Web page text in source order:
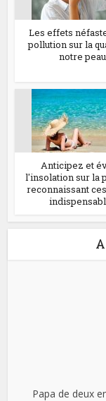
Les effets
pollution sur la
notre peau
Anticipez et
l'insolation sur la
reconnaissant
Papa de deux